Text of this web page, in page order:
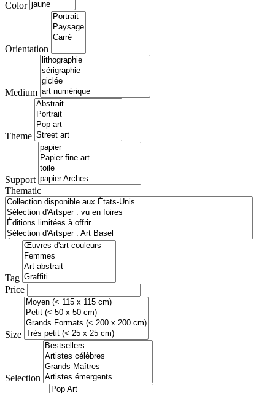
Color
Orientation
Medium
Theme
Support
Thematic
Tag
Price
Size
Selection